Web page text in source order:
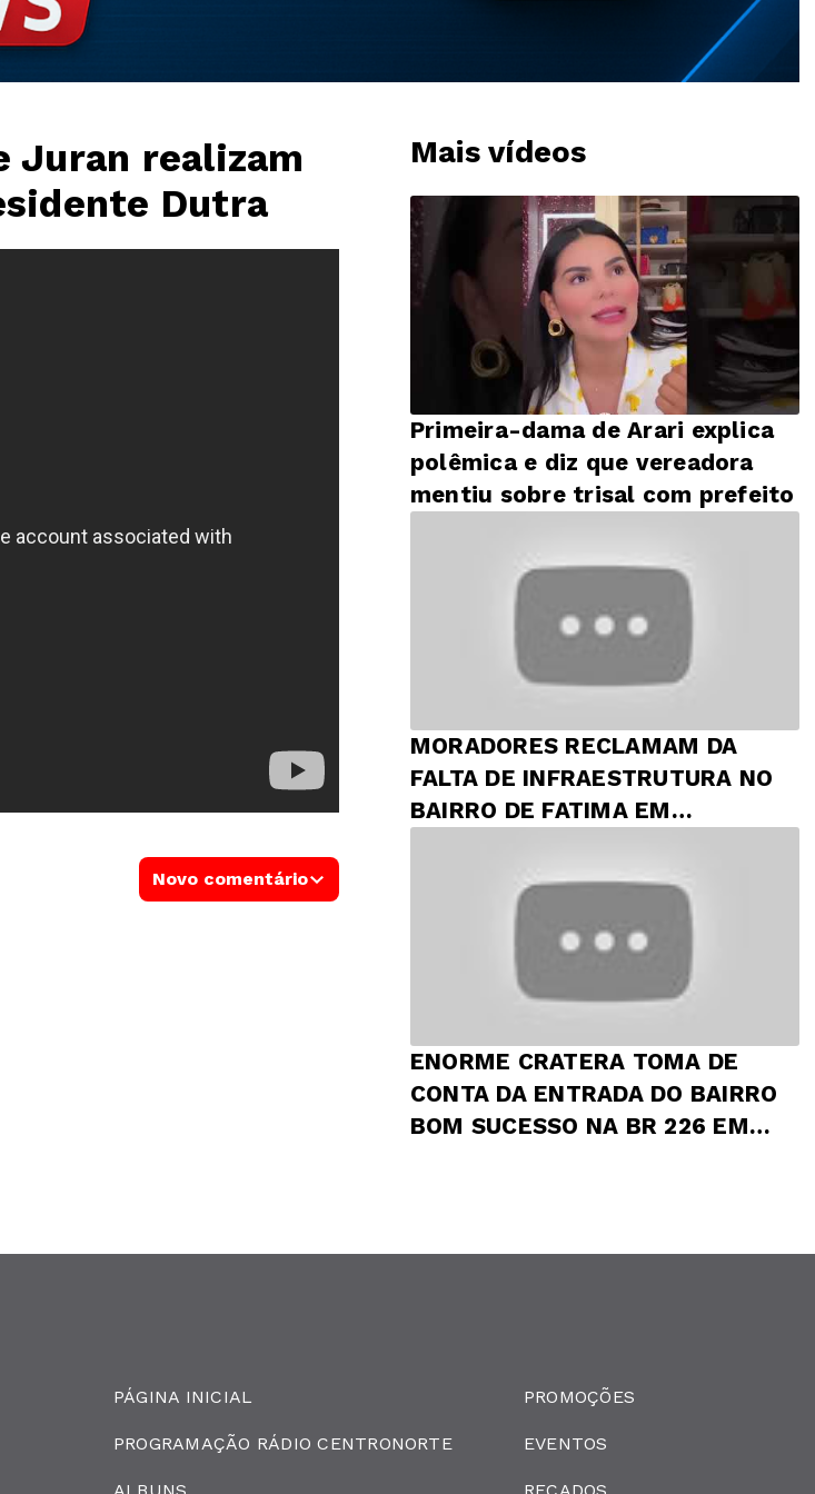
Juran realizam
Dutra
Mais vídeos
Primeira-dama de Arari explica
polêmica e diz que vereadora
mentiu sobre trisal com prefeito
MORADORES RECLAMAM DA
FALTA DE INFRAESTRUTURA NO
BAIRRO DE FATIMA EM
ENORME CRATERA TOMA DE
CONTA DA ENTRADA DO BAIRRO
BOM SUCESSO NA BR 226 EM
Novo comentário
PÁGINA INICIAL
PROGRAMAÇÃO RÁDIO CENTRONORTE
PROMOÇÕES
EVENTOS